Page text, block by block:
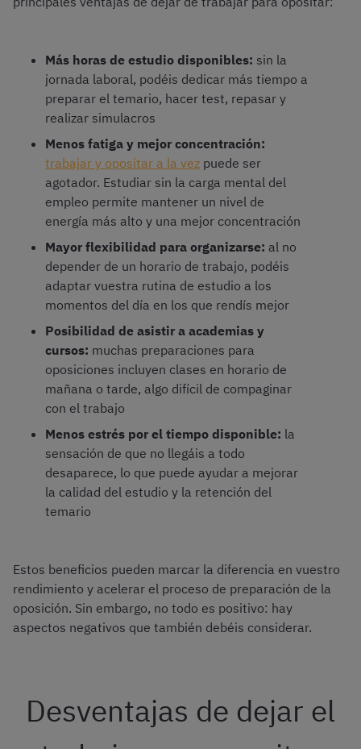
Más horas de estudio disponibles: sin la
jornada laboral, podéis dedicar más tiempo a
preparar el temario, hacer test, repasar y
realizar simulacros
Menos fatiga y mejor concentración:
trabajar y opositar a la vez puede ser
agotador. Estudiar sin la carga mental del
empleo permite mantener un nivel de
energía más alto y una mejor concentración
Mayor flexibilidad para organizarse: al no
depender de un horario de trabajo, podéis
adaptar vuestra rutina de estudio a los
momentos del día en los que rendís mejor
Posibilidad de asistir a academias y
cursos: muchas preparaciones para
oposiciones incluyen clases en horario de
mañana o tarde, algo difícil de compaginar
con el trabajo
Menos estrés por el tiempo disponible: la
sensación de que no llegáis a todo
desaparece, lo que puede ayudar a mejorar
la calidad del estudio y la retención del
temario
Estos beneficios pueden marcar la diferencia en vuestro
rendimiento y acelerar el proceso de preparación de la
oposición. Sin embargo, no todo es positivo: hay
aspectos negativos que también debéis considerar.
Desventajas de dejar el